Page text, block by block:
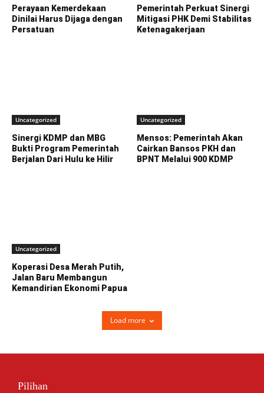
Perayaan Kemerdekaan
Dinilai Harus Dijaga dengan
Persatuan
Pemerintah Perkuat Sinergi
Mitigasi PHK Demi Stabilitas
Ketenagakerjaan
Uncategorized
Sinergi KDMP dan MBG
Bukti Program Pemerintah
Berjalan Dari Hulu ke Hilir
Uncategorized
Mensos: Pemerintah Akan
Cairkan Bansos PKH dan
BPNT Melalui 900 KDMP
Uncategorized
Koperasi Desa Merah Putih,
Jalan Baru Membangun
Kemandirian Ekonomi Papua
Load more
Pilihan